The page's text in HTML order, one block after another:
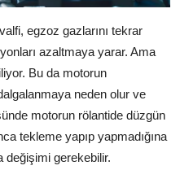
egzoz gazlarını tekrar
azaltmaya yarar. Ama
Bu da motorun
neden olur ve
motorun rölantide düzgün
tekleme yapıp yapmadığına
gerekebilir.